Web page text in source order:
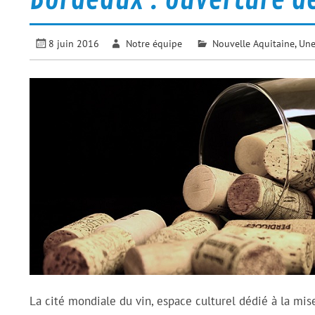
8 juin 2016 Notre équipe Nouvelle Aquitaine, Une
La cité mondiale du vin, espace culturel dédié à la